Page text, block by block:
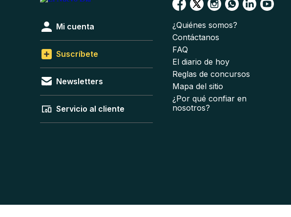
Mi cuenta
Suscríbete
Newsletters
Servicio al cliente
¿Quiénes somos?
Contáctanos
FAQ
El diario de hoy
Reglas de concursos
Mapa del sitio
¿Por qué confiar en
nosotros?